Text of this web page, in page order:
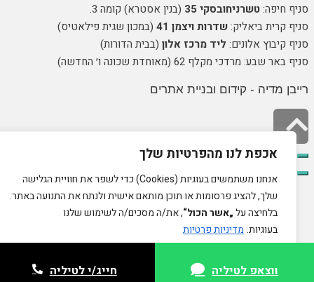
אכפת לנו מהפרטיות שלך
אנחנו משתמשים בעוגיות (Cookies) כדי לשפר את חוויית הגלישה
שלך, להציג פרסומות או תוכן מותאם אישית ולנתח את התנועה באתר.
בלחיצה על„אשר הכול“, את/ה מסכים/ה לשימוש שלנו
בעוגיות.מדיניות פרטיות
התאמה אישית חסום הכל אשר הכלחייג/י לטיליה ווצאפ לטיליה חייג/י לטיליה ווצאפ לטיליה
סניף חיפה:טשרניחובסקי 35
(בנין אסטרא) קומה 3.
סניף קרית ביאליק:שדרות ויצמן 41
(במכון שגית פילאטיס)
סניף קיבוץ אלונים:ליד מרכז אלון(בבית הדורות)
סניף באר שבע: מרדכי מקלף 62 (מאוחדת שכונה ו׳ החדשה)
רייבן מדיה - קידום ובניית אתרים
גלילה
לראש
העמוד